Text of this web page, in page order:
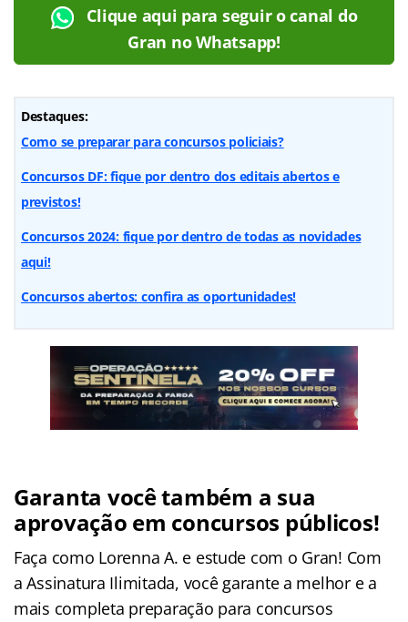
Clique aqui para seguir o canal do
Gran no Whatsapp!
Destaques:
Como se preparar para concursos policiais?
Concursos DF: fique por dentro dos editais abertos e
previstos!
Concursos 2024: fique por dentro de todas as novidades
aqui!
Concursos abertos: confira as oportunidades!
Garanta você também a sua
aprovação em concursos públicos!
Faça como Lorenna A. e estude com o Gran! Com
a Assinatura Ilimitada, você garante a melhor e a
mais completa preparação para concursos